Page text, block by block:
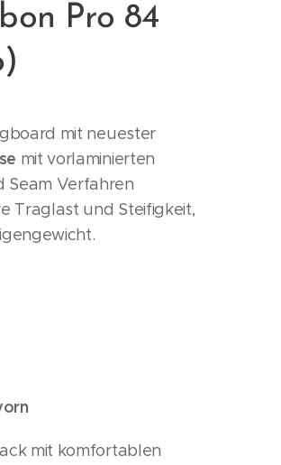
Pro 84
mit neuester
mit vorlaminierten
Seam Verfahren
Traglast und Steifigkeit,
mit komfortablen